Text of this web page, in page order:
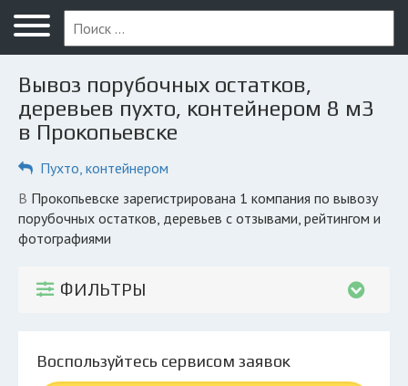
Меню
Главная
Вопрос юристу
Прокопьевск
ПОЛЬЗОВАТЕЛЯМ
Компании
Экоблог
Личный кабинет
Вывоз порубочных остатков,
деревьев пухто, контейнером 8 м3
в Прокопьевске
Пухто, контейнером
в Прокопьевске зарегистрирована 1 компания по вывозу
порубочных остатков, деревьев с отзывами, рейтингом и
фотографиями
ФИЛЬТРЫ
Воспользуйтесь сервисом заявок